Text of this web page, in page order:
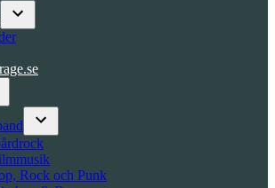
Open
Open
dropdown
menu
Rock och Punk